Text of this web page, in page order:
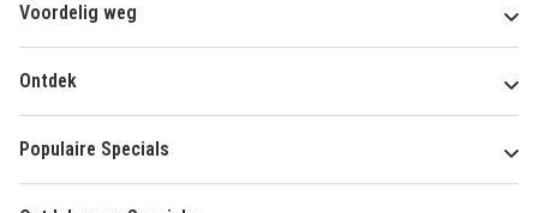
Voordelig weg
Ontdek
Populaire Specials